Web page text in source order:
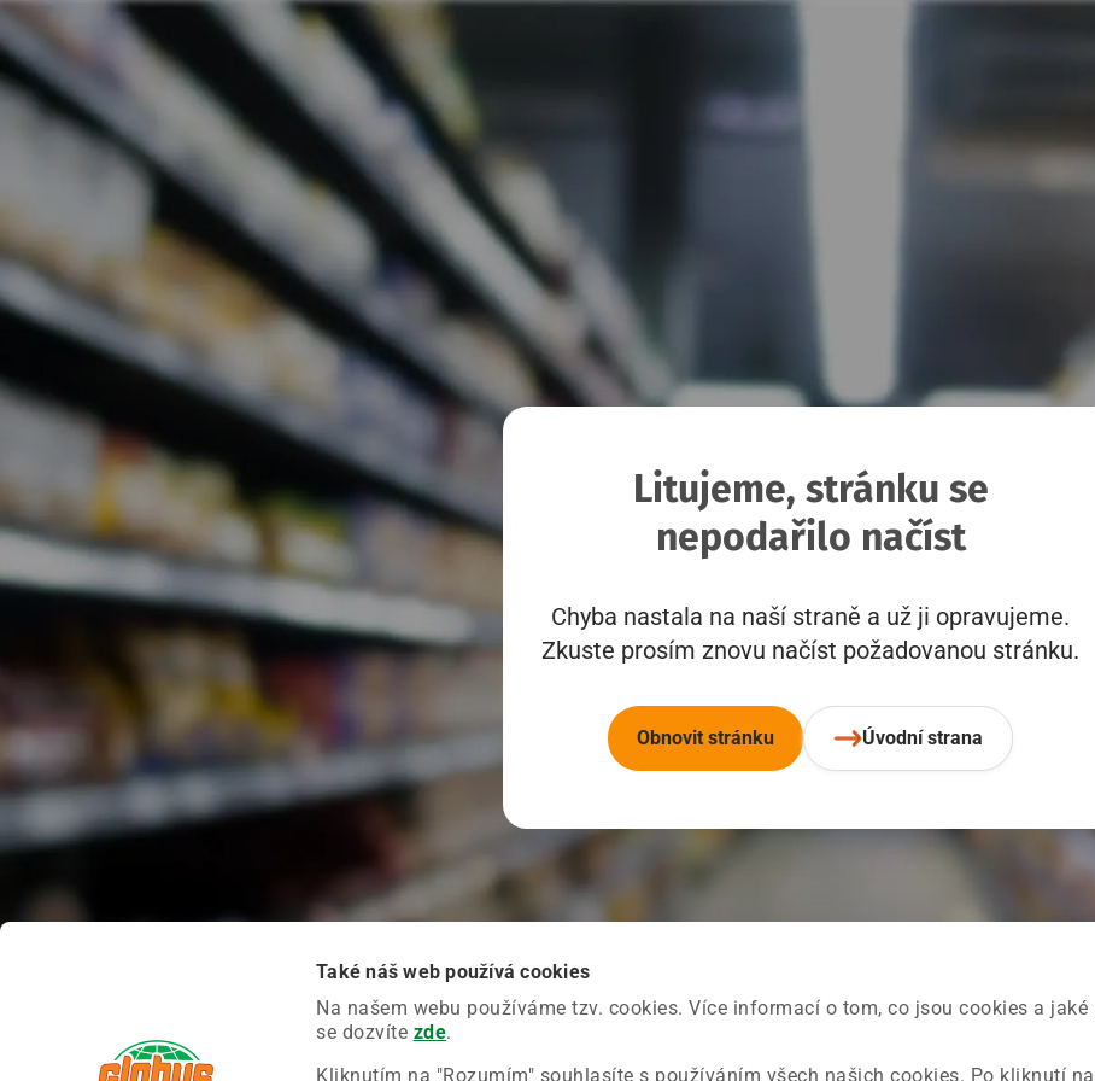
Také náš web používá cookies
Na našem webu používáme tzv. cookies. Více informací o tom, co jsou cookies a jaké
se dozvíte zde.
Kliknutím na "Rozumím" souhlasíte s používáním všech našich cookies. Po kliknutí
Litujeme, stránku se
nepodařilo načíst
Chyba nastala na naší straně a už ji opravujeme.
Zkuste prosím znovu načíst požadovanou stránku.
Obnovit stránku Úvodní strana